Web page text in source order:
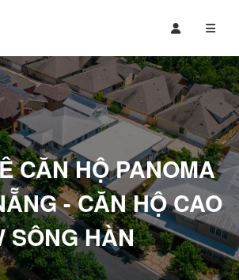
CĂN HỘ PANOMA
- CĂN HỘ CAO
SÔNG HÀN